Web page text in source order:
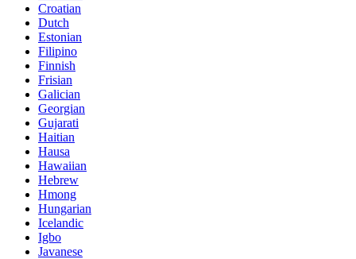
Croatian
Dutch
Estonian
Filipino
Finnish
Frisian
Galician
Georgian
Gujarati
Haitian
Hausa
Hawaiian
Hebrew
Hmong
Hungarian
Icelandic
Igbo
Javanese